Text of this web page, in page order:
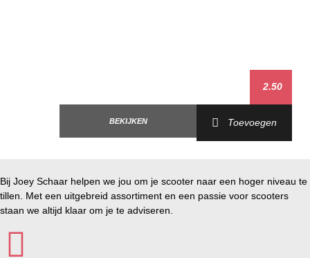
2.50
BEKIJKEN Toevoegen
Bij Joey Schaar helpen we jou om je scooter naar een hoger niveau te
tillen. Met een uitgebreid assortiment en een passie voor scooters
staan we altijd klaar om je te adviseren.